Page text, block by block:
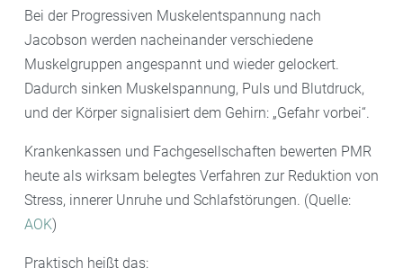
Bei der Progressiven Muskelentspannung nach
Jacobson werden nacheinander verschiedene
Muskelgruppen angespannt und wieder gelockert.
Dadurch sinken Muskelspannung, Puls und Blutdruck,
und der Körper signalisiert dem Gehirn: „Gefahr vorbei“.
Krankenkassen und Fachgesellschaften bewerten PMR
heute als wirksam belegtes Verfahren zur Reduktion von
Stress, innerer Unruhe und Schlafstörungen. (Quelle:
AOK)
Praktisch heißt das: